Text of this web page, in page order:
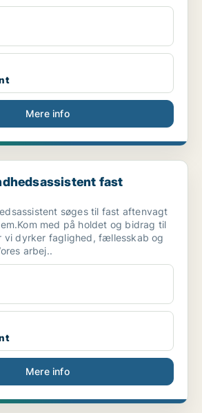
Mere info
fast aftenvagt
fast
søges til fast aftenvagt
med på holdet og bidrag til
vi dyrker faglighed, fællesskab og
arbej..
Mere info